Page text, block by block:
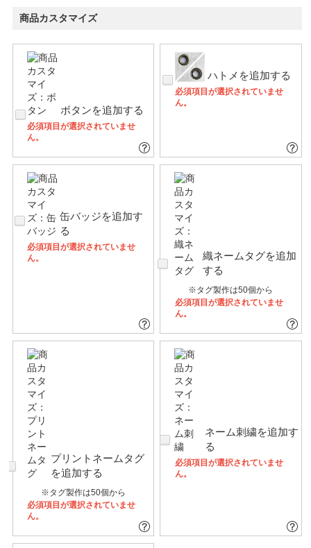
商品カスタマイズ
ボタンを追加する
必須項目が選択されていませ
ん。
ハトメを追加する
必須項目が選択されていませ
ん。
缶バッジを追加す
る
必須項目が選択されていませ
ん。
織ネームタグを追加
する
※タグ製作は50個から
必須項目が選択されていませ
ん。
プリントネームタグ
を追加する
※タグ製作は50個から
必須項目が選択されていませ
ん。
ネーム刺繍を追加す
る
必須項目が選択されていませ
ん。